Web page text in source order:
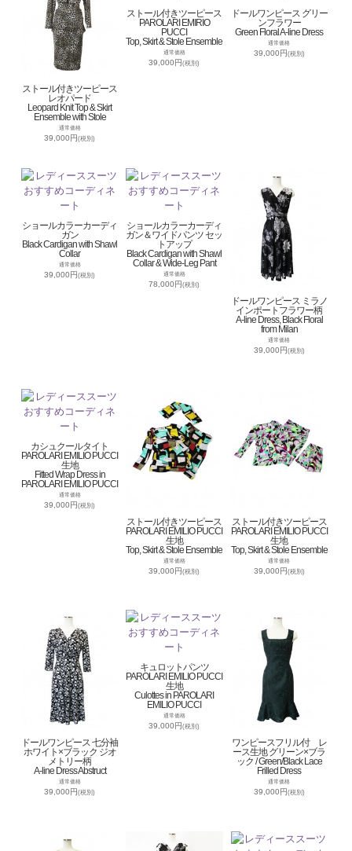
ストール付きツーピース
レオパード
Leopard Knit Top & Skirt
Ensemble with Stole
通常価格
39,000円(税別)
ストール付きツーピース
PAROLARI EMIRIO
PUCCI
Top, Skirt & Stole Ensemble
通常価格
39,000円(税別)
ドールワンピース グリー
ンフラワー
Green Floral A-line Dress
通常価格
39,000円(税別)
ショールカラーカーディ
ガン
Black Cardigan with Shawl
Collar
通常価格
39,000円(税別)
ショールカラーカーディ
ガン＆ワイドパンツ セッ
トアップ
Black Cardigan with Shawl
Collar & Wide-Leg Pant
通常価格
78,000円(税別)
ドールワンピース ミラノ
インポートフラワー柄
A-line Dress, Black Floral
from Milan
通常価格
39,000円(税別)
カシュクールタイト
PAROLARI EMILIO PUCCI
生地
Fitted Wrap Dress in
PAROLARI EMILIO PUCCI
通常価格
39,000円(税別)
ストール付きツーピース
PAROLARI EMILIO PUCCI
生地
Top, Skirt & Stole Ensemble
通常価格
39,000円(税別)
ストール付きツーピース
PAROLARI EMILIO PUCCI
生地
Top, Skirt & Stole Ensemble
通常価格
39,000円(税別)
ドールワンピース 七分袖
ホワイト×ブラック ジオ
メトリー柄
A-line Dress Abstruct
通常価格
39,000円(税別)
キュロットパンツ
PAROLARI EMILIO PUCCI
生地
Culottes in PAROLARI
EMILIO PUCCI
通常価格
39,000円(税別)
ワンピースフリル付 レ
ース生地 グリーン×ブラ
ック / Green/Black Lace
Frilled Dress
通常価格
39,000円(税別)